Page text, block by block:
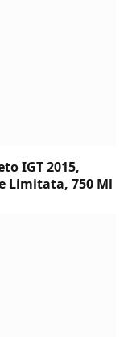
IGT 2015,
Limitata, 750 Ml